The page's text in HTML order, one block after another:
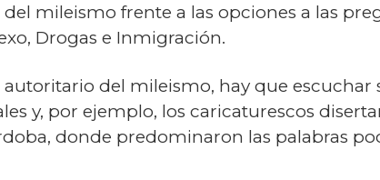
mileismo frente a las opciones a las
Drogas e Inmigración.
del mileismo, hay que escuchar
y, por ejemplo, los caricaturescos
donde predominaron las palabras